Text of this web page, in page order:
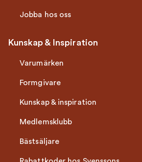
Jobba hos oss
Kunskap & Inspiration
Varumärken
Formgivare
Kunskap & inspiration
Medlemsklubb
Bästsäljare